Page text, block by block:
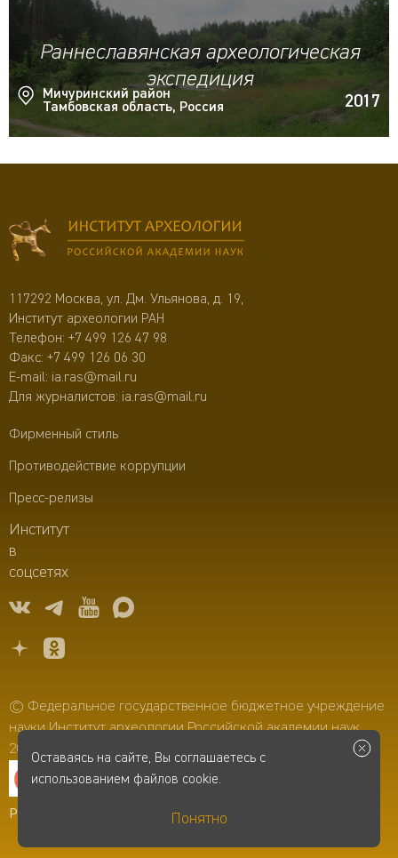
Раннеславянская археологическая
экспедиция
Мичуринский район
Тамбовская область, Россия
2017
117292 Москва, ул. Дм. Ульянова, д. 19,
Институт археологии РАН
Телефон: +7 499 126 47 98
Факс: +7 499 126 06 30
E-mail: ia.ras@mail.ru
Для журналистов: ia.ras@mail.ru
Фирменный стиль
Противодействие коррупции
Пресс-релизы
Институт
в
соцсетях
© Федеральное государственное бюджетное учреждение
науки Институт археологии Российской академии наук,
2006–2026
Разработка сайта Infospice
Оставаясь на сайте, Вы соглашаетесь с
использованием файлов cookie.
Понятно